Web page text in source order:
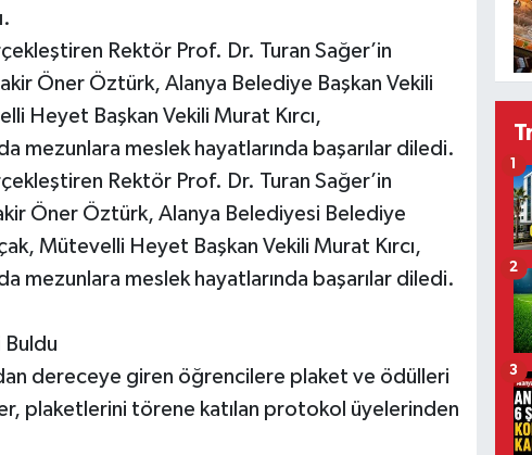
Rektör Prof. Dr. Turan Sağer’in
Öner Öztürk, Alanya Belediye Başkan Vekili
Heyet Başkan Vekili Murat Kırcı,
mezunlara meslek hayatlarında başarılar diledi.
Rektör Prof. Dr. Turan Sağer’in
Öner Öztürk, Alanya Belediyesi Belediye
Mütevelli Heyet Başkan Vekili Murat Kırcı,
mezunlara meslek hayatlarında başarılar diledi.
dereceye giren öğrencilere plaket ve ödülleri
plaketlerini törene katılan protokol üyelerinden
1
2
3